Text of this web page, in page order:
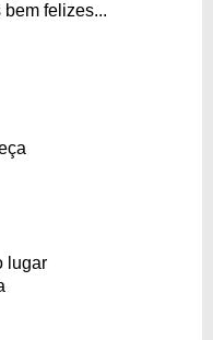
felizes...
lugar